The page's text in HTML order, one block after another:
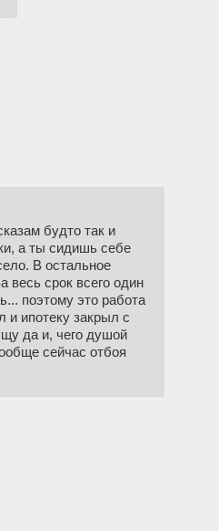
будто так и
а ты сидишь себе
В остальное
весь срок всего один
поэтому это работа
и ипотеку закрыл с
да и, чего душой
сейчас отбоя